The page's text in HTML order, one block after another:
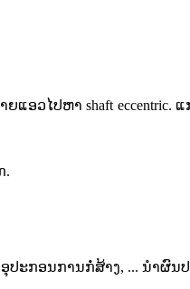
ໄປຫາ shaft eccentric. ແ
.
ປະ​ກອນ​ການ​ກໍ່​ສ້າງ​, ... ນໍາ​ຜົນ​